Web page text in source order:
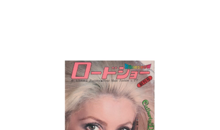
45周年を迎えた「集英社文庫」。32
年続く夏のキャンペーン「ナツイチ」